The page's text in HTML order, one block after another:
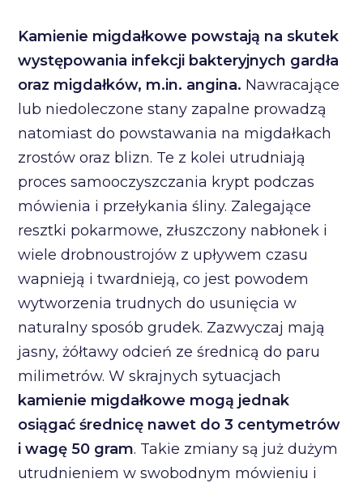
Kamienie migdałkowe powstają na skutek
występowania infekcji bakteryjnych gardła
oraz migdałków, m.in. angina. Nawracające
lub niedoleczone stany zapalne prowadzą
natomiast do powstawania na migdałkach
zrostów oraz blizn. Te z kolei utrudniają
proces samooczyszczania krypt podczas
mówienia i przełykania śliny. Zalegające
resztki pokarmowe, złuszczony nabłonek i
wiele drobnoustrojów z upływem czasu
wapnieją i twardnieją, co jest powodem
wytworzenia trudnych do usunięcia w
naturalny sposób grudek. Zazwyczaj mają
jasny, żółtawy odcień ze średnicą do paru
milimetrów. W skrajnych sytuacjach
kamienie migdałkowe mogą jednak
osiągać średnicę nawet do 3 centymetrów
i wagę 50 gram. Takie zmiany są już dużym
utrudnieniem w swobodnym mówieniu i